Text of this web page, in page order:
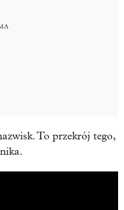
To przekrój tego,